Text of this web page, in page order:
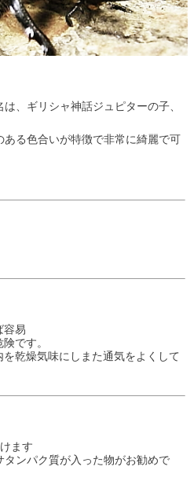
、ギリシャ神話ジュピターの子、
る色合いが特徴で非常に綺麗で可
容易
です。
乾燥気味にしまた通気をよくして
ます
ンパク質が入った物がお勧めで